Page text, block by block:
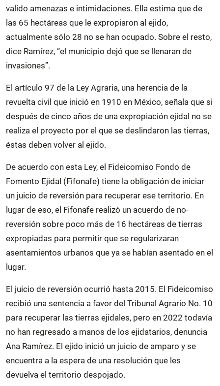
valido amenazas e intimidaciones. Ella estima que de
las 65 hectáreas que le expropiaron al ejido,
actualmente sólo 28 no se han ocupado. Sobre el resto,
dice Ramírez, “el municipio dejó que se llenaran de
invasiones”.
El artículo 97 de la Ley Agraria, una herencia de la
revuelta civil que inició en 1910 en México, señala que si
después de cinco años de una expropiación ejidal no se
realiza el proyecto por el que se deslindaron las tierras,
éstas deben volver al ejido.
De acuerdo con esta Ley, el Fideicomiso Fondo de
Fomento Ejidal (Fifonafe) tiene la obligación de iniciar
un juicio de reversión para recuperar ese territorio. En
lugar de eso, el Fifonafe realizó un acuerdo de no-
reversión sobre poco más de 16 hectáreas de tierras
expropiadas para permitir que se regularizaran
asentamientos urbanos que ya se habían asentado en el
lugar.
El juicio de reversión ocurrió hasta 2015. El Fideicomiso
recibió una sentencia a favor del Tribunal Agrario No. 10
para recuperar las tierras ejidales, pero en 2022 todavía
no han regresado a manos de los ejidatarios, denuncia
Ana Ramírez. El ejido inició un juicio de amparo y se
encuentra a la espera de una resolución que les
devuelva el territorio despojado.